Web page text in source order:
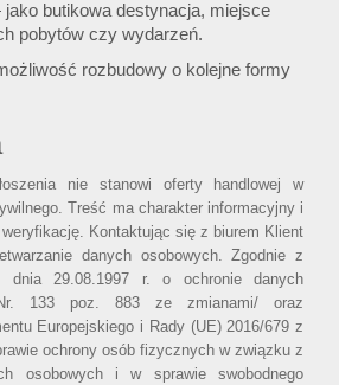
butikowa destynacja, miejsce
pobytów czy wydarzeń.
rozbudowy o kolejne formy
nie stanowi oferty handlowej w
Treść ma charakter informacyjny i
Kontaktując się z biurem Klient
danych osobowych. Zgodnie z
dnia 29.08.1997 r. o ochronie danych
133 poz. 883 ze zmianami/ oraz
Europejskiego i Rady (UE) 2016/679 z
ochrony osób fizycznych w związku z
osobowych i w sprawie swobodnego